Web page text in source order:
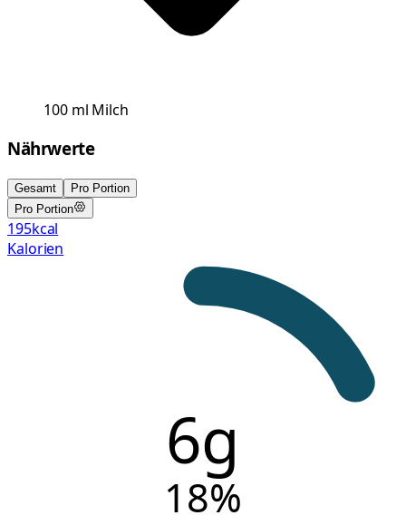
100 ml Milch
Nährwerte
Gesamt
Pro Portion
Pro Portion
195kcal
Kalorien
6g
18%